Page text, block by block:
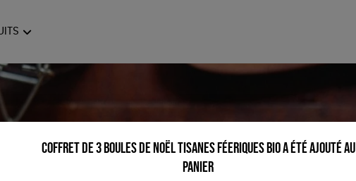
ÉPICERIE
Coffret de 3 boules de noël tisanes féeriques bio a été ajouté au
panier